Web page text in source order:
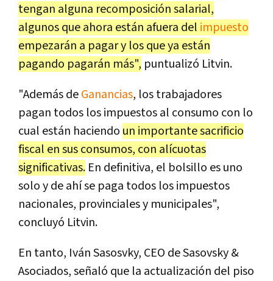
tengan alguna recomposición salarial,
algunos que ahora están afuera del impuesto
empezarán a pagar y los que ya están
pagando pagarán más", puntualizó Litvin.
"Además deGanancias, los trabajadores
pagan todos los impuestos al consumo con lo
cual están haciendo un importante sacrificio
fiscal en sus consumos, con alícuotas
significativas. En definitiva, el bolsillo es uno
solo y de ahí se paga todos los impuestos
nacionales, provinciales y municipales",
concluyó Litvin.
En tanto, Iván Sasosvky, CEO de Sasovsky &
Asociados, señaló que la actualización del piso